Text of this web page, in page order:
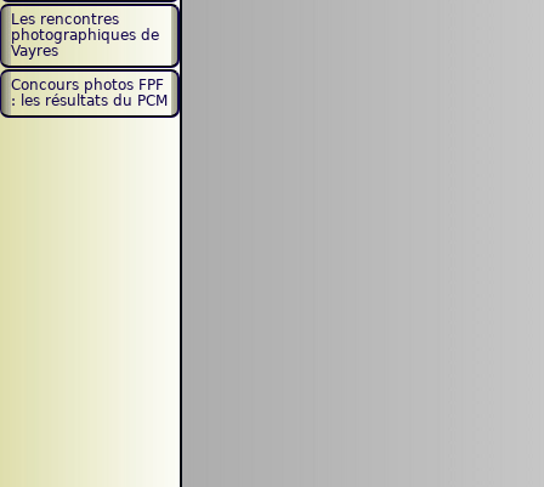
Les rencontres
photographiques de
Vayres
Concours photos FPF
: les résultats du PCM